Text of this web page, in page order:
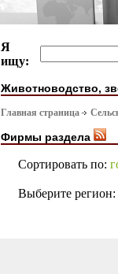
Я
ищу:
Животноводство,
Главная страница
Фирмы раздела
Сортировать по:
Выберите регион: